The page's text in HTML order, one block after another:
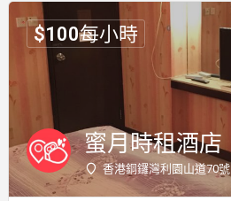
蜜月時租酒店
香港銅鑼灣利園山道70號
$100每小時